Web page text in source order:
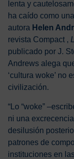
lenta y
ha caído como
autora Helen
revista Compact ,
publicado por J.
Andrews alega
‘cultura woke’ no
civilización.
“Lo “woke”
ni una
desilusión
patrones de
instituciones en